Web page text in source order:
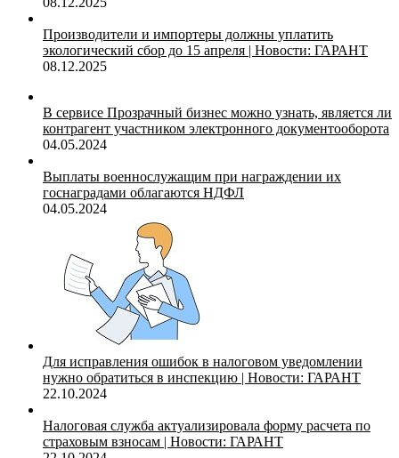
Производители и импортеры должны уплатить
экологический сбор до 15 апреля | Новости: ГАРАНТ
08.12.2025
В сервисе Прозрачный бизнес можно узнать, является ли
контрагент участником электронного документооборота
04.05.2024
Выплаты военнослужащим при награждении их
госнаградами облагаются НДФЛ
04.05.2024
Для исправления ошибок в налоговом уведомлении
нужно обратиться в инспекцию | Новости: ГАРАНТ
22.10.2024
Налоговая служба актуализировала форму расчета по
страховым взносам | Новости: ГАРАНТ